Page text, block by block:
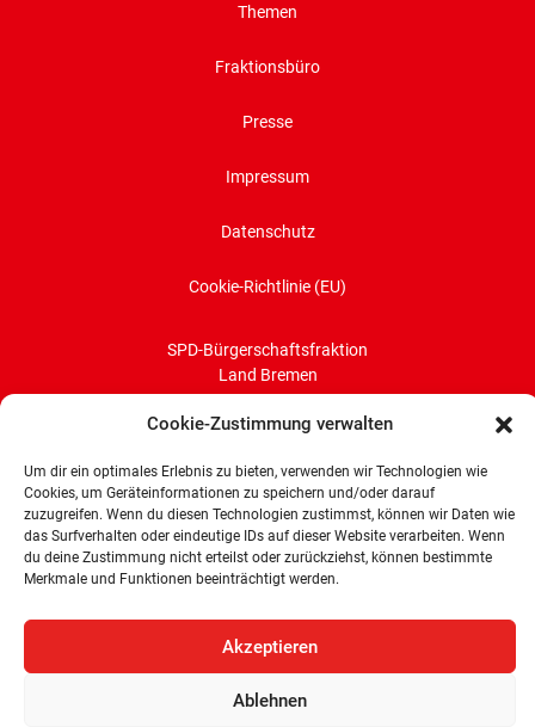
Cookie-Zustimmung verwalten
Um dir ein optimales Erlebnis zu bieten, verwenden wir Technologien wie
Cookies, um Geräteinformationen zu speichern und/oder darauf
zuzugreifen. Wenn du diesen Technologien zustimmst, können wir Daten wie
das Surfverhalten oder eindeutige IDs auf dieser Website verarbeiten. Wenn
du deine Zustimmung nicht erteilst oder zurückziehst, können bestimmte
Merkmale und Funktionen beeinträchtigt werden.
Akzeptieren
Ablehnen
Themen
Fraktionsbüro
Presse
Impressum
Datenschutz
Cookie-Richtlinie (EU)
SPD-Bürgerschaftsfraktion
Land Bremen
Wachtstraße 27/29
Tel: 0421 336 77 0
E-Mail: info@spd-fraktion-bremen.de